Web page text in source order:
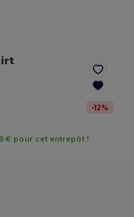
-12%
€ pour cet entrepôt !